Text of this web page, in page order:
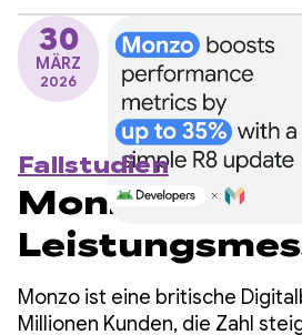
letzten Beitrag haben wir uns
mit Firebase AI Logic
KI-Funktionen entwickeln
30
MÄRZ
2026
Fallstudien
Monzo
mit einem
Monzo ist eine britische
Millionen Kunden, die Zahl